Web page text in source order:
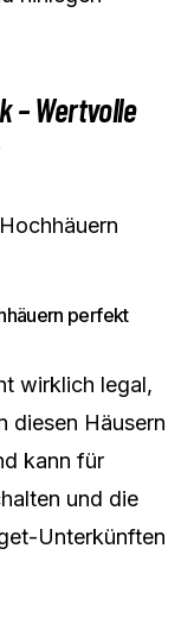
– Wertvolle
perfekt
wirklich legal,
diesen Häusern
kann für
und die
Unterkünften